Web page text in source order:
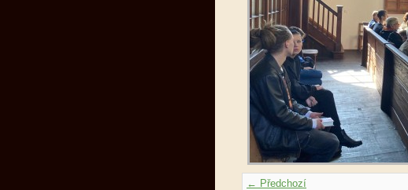
← Předchozí